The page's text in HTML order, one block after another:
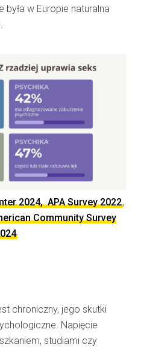
była w Europie naturalna
2024, APA Survey 2022,
Community Survey
chroniczny, jego skutki
Napięcie
studiami czy